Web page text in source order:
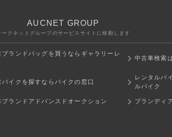
AUCNET GROUP
ークネットグループのサービスサイトに移動します
ブランドバッグを買うならギャラリーレ
中古車検索
バイクを探すならバイクの窓口
レンタルバ
ルバイク
ブランドアドバンスドオークション ブランディ